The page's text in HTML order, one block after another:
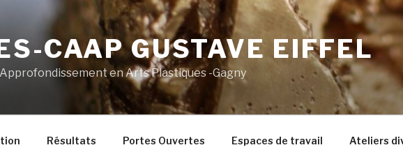
CAAP GUSTAVE EIFFEL
en Arts Plastiques -Gagny
Résultats Portes Ouvertes Espaces de travail Ateliers